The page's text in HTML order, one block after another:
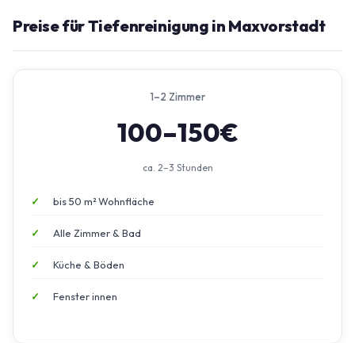
Preise für Tiefenreinigung in Maxvorstadt
1–2 Zimmer
100–150€
ca. 2–3 Stunden
bis 50 m² Wohnfläche
Alle Zimmer & Bad
Küche & Böden
Fenster innen